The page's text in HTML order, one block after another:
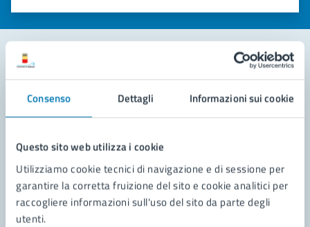
Consenso Dettagli Informazioni sui cookie
Questo sito web utilizza i cookie
Utilizziamo cookie tecnici di navigazione e di sessione per
garantire la corretta fruizione del sito e cookie analitici per
raccogliere informazioni sull'uso del sito da parte degli
utenti.
Valuta 5 stelle su 5
Valuta 4 stelle su 5
Valuta 3 stelle su 5
Valuta 2 stelle su 5
Valuta 1 stelle su 5
Leggi le domande frequenti
Richiedi assistenza
Prenota appuntamento
Problemi in città